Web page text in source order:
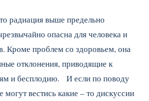
радиация выше предельно
опасна для человека и
Кроме проблем со здоровьем, она
отклонения, приводящие к
и бесплодию. И если по поводу
вестись какие – то дискуссии